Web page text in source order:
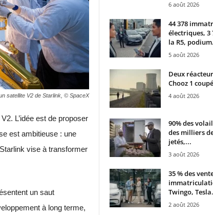
satellite V2 de Starlink, © SpaceX
L’idée est de proposer
est ambitieuse : une
vise à transformer
un saut
à long terme,
6 août 2026
44 378
électriques, 3
la R5,
5 août 2026
Deux
Chooz 1
4 août 2026
90% des
des milliers
jetés,...
3 août 2026
35 % des
Twingo,
2 août 2026